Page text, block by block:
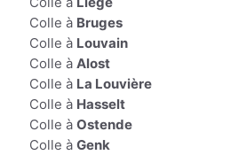
Colle à Bruges
Colle à Louvain
Colle àAlost
Colle à La Louvière
Colle à Hasselt
Colle àOstende
Colle àGenk